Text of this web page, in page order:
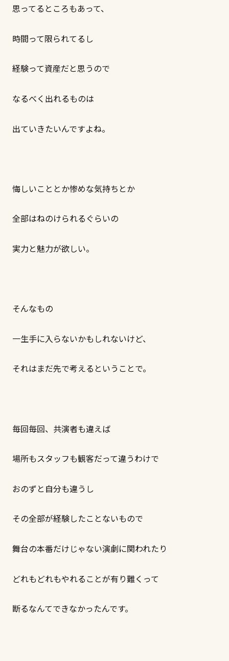
思ってるところもあって、
時間って限られてるし
経験って資産だと思うので
なるべく出れるものは
出ていきたいんですよね。
悔しいこととか惨めな気持ちとか
全部はねのけられるぐらいの
実力と魅力が欲しい。
そんなもの
一生手に入らないかもしれないけど、
それはまだ先で考えるということで。
毎回毎回、共演者も違えば
場所もスタッフも観客だって違うわけで
おのずと自分も違うし
その全部が経験したことないもので
舞台の本番だけじゃない演劇に関われたり
どれもどれもやれることが有り難くって
断るなんてできなかったんです。